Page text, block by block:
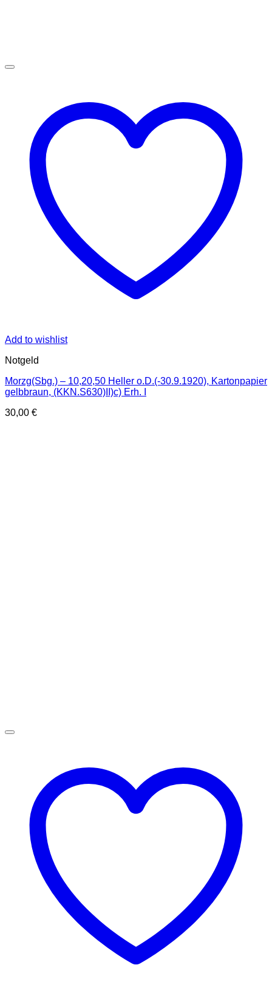
Add to wishlist
Notgeld
Morzg(Sbg.) – 10,20,50 Heller o.D.(-30.9.1920), Kartonpapier
gelbbraun, (KKN.S630)II)c) Erh. I
30,00 €